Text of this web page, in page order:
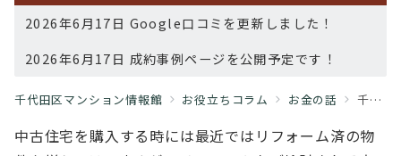
2026年6月17日 Google口コミを更新しました！
2026年6月17日 成約事例ページを公開予定です！
千代田区マンション情報館 お役立ちコラム お金の話 千代田区マンション情報館のコラムにようこそ！！中古を買う際のリフォーム費用について
中古住宅を購入する時には最近ではリフォーム済の物